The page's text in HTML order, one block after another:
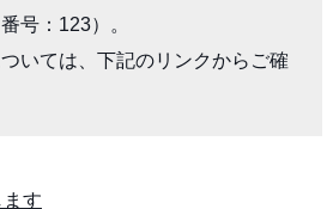
号：123）。
いては、下記のリンクからご確
す